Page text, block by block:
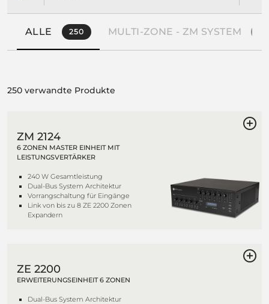
ALLE 250 MULTI-ZONE - ZM SYSTEM
250 verwandte Produkte
ZM 2124
6 ZONEN MASTER EINHEIT MIT
LEISTUNGSVERTÄRKER
240 W Gesamtleistung
Dual-Bus System Architektur
Vorrangschaltung für Eingänge
Link von bis zu 8 ZE 2200 Zonen
Expandern
ZE 2200
ERWEITERUNGSEINHEIT 6 ZONEN
Dual-Bus System Architektur